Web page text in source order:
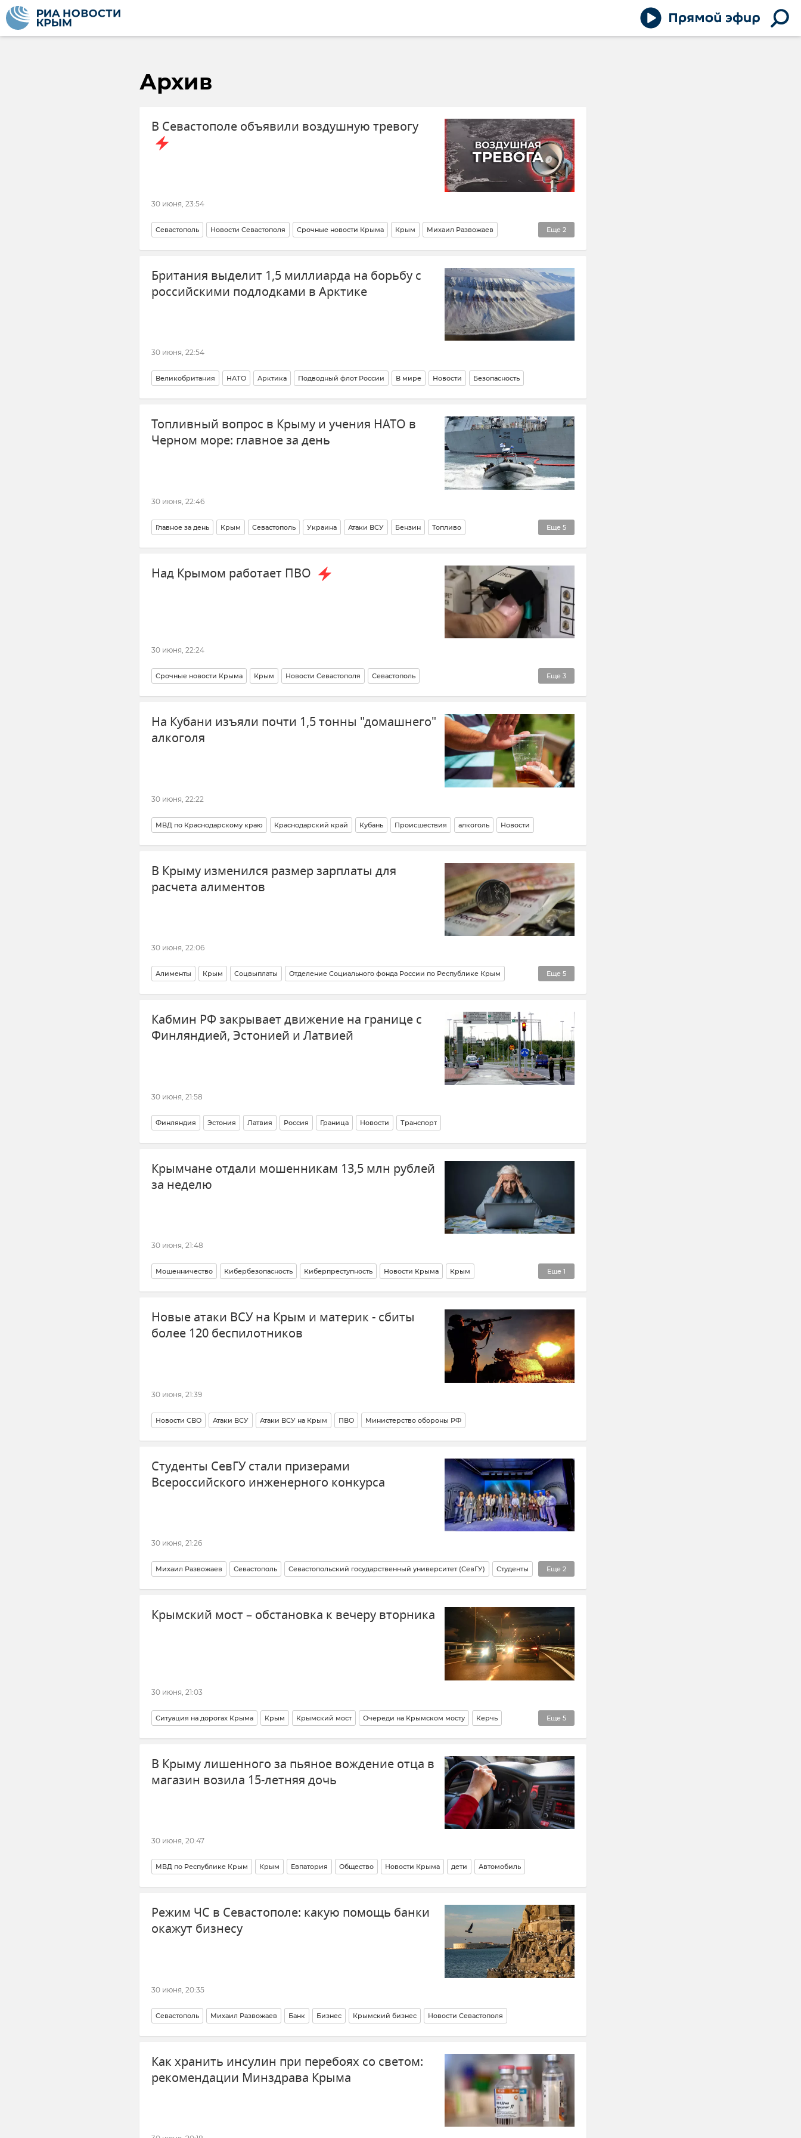
Архив
В Севастополе объявили воздушную тревогу
30 июня, 23:54
Еще 2
Севастополь Новости Севастополя Срочные новости Крыма Крым Михаил Развожаев
Безопасность Республики Крым и Севастополя Воздушная тревога в Севастополе
Британия выделит 1,5 миллиарда на борьбу с
российскими подлодками в Арктике
30 июня, 22:54
Великобритания НАТО Арктика Подводный флот России В мире Новости Безопасность
Топливный вопрос в Крыму и учения НАТО в
Черном море: главное за день
30 июня, 22:46
Еще 5
Главное за день Крым Севастополь Украина Атаки ВСУ Бензин Топливо
Энергосистема Крыма Новости Новости Крыма Политика Европейский Союз (ЕС)
Над Крымом работает ПВО
30 июня, 22:24
Еще 3
Срочные новости Крыма Крым Новости Севастополя Севастополь
ГУ МЧС РФ по Республике Крым Безопасность Республики Крым и Севастополя
Беспилотник (БПЛА, дрон)
На Кубани изъяли почти 1,5 тонны "домашнего"
алкоголя
30 июня, 22:22
МВД по Краснодарскому краю Краснодарский край Кубань Происшествия алкоголь Новости
В Крыму изменился размер зарплаты для
расчета алиментов
30 июня, 22:06
Еще 5
Алименты Крым Соцвыплаты Отделение Социального фонда России по Республике Крым
Общество Новости Крыма Соцзащита Выплаты и компенсации Пособия и выплаты
Кабмин РФ закрывает движение на границе с
Финляндией, Эстонией и Латвией
30 июня, 21:58
Финляндия Эстония Латвия Россия Граница Новости Транспорт
Крымчане отдали мошенникам 13,5 млн рублей
за неделю
30 июня, 21:48
Еще 1
Мошенничество Кибербезопасность Киберпреступность Новости Крыма Крым
МВД по Республике Крым
Новые атаки ВСУ на Крым и материк - сбиты
более 120 беспилотников
30 июня, 21:39
Новости СВО Атаки ВСУ Атаки ВСУ на Крым ПВО Министерство обороны РФ
Студенты СевГУ стали призерами
Всероссийского инженерного конкурса
30 июня, 21:26
Еще 2
Михаил Развожаев Севастополь Севастопольский государственный университет (СевГУ) Студенты
Конкурс Новости Севастополя
Крымский мост – обстановка к вечеру вторника
30 июня, 21:03
Еще 5
Ситуация на дорогах Крыма Крым Крымский мост Очереди на Крымском мосту Керчь
Тамань Новости Новости Крыма Транспорт Логистика
В Крыму лишенного за пьяное вождение отца в
магазин возила 15-летняя дочь
30 июня, 20:47
МВД по Республике Крым Крым Евпатория Общество Новости Крыма дети Автомобиль
Режим ЧС в Севастополе: какую помощь банки
окажут бизнесу
30 июня, 20:35
Севастополь Михаил Развожаев Банк Бизнес Крымский бизнес Новости Севастополя
Как хранить инсулин при перебоях со светом:
рекомендации Минздрава Крыма